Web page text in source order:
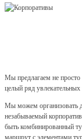
Мы предлагаем не просто
целый ряд
Мы можем организовать
незабываемый
быть комбинированный
маршрут с элементами